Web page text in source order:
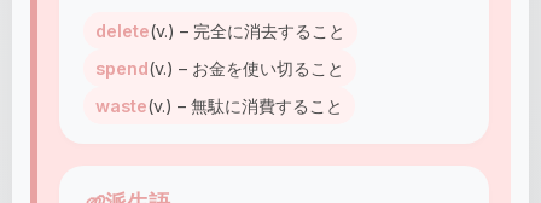
delete(v.) – 完全に消去すること
spend(v.) – お金を使い切ること
waste(v.) – 無駄に消費すること